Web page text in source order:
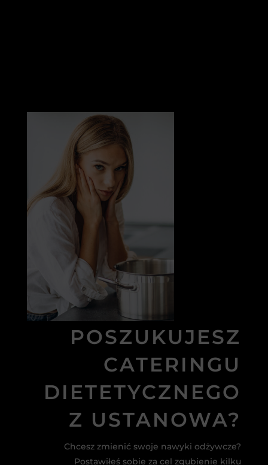
POSZUKUJESZ
CATERINGU
DIETETYCZNEGO
Z USTANOWA?
Chcesz zmienić swoje nawyki odżywcze?
Postawiłeś sobie za cel zgubienie kilku